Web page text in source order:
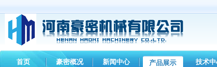
首页 豪密概况 新闻中心 产品展示 技术